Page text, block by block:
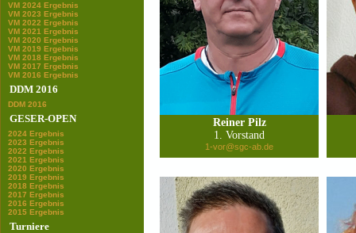
VM 2024 Ergebnis
VM 2023 Ergebnis
VM 2022 Ergebnis
VM 2021 Ergebnis
VM 2020 Ergebnis
VM 2019 Ergebnis
VM 2018 Ergebnis
VM 2017 Ergebnis
VM 2016 Ergebnis
DDM 2016
DDM 2016
GESER-OPEN
2024 Ergebnis
2023 Ergebnis
2022 Ergebnis
2021 Ergebnis
2020 Ergebnis
2019 Ergebnis
2018 Ergebnis
2017 Ergebnis
2016 Ergebnis
2015 Ergebnis
Turniere
Reiner Pilz
1. Vorstand
1-vor@sgc-ab.de